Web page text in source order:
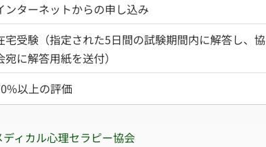
ンターネットからの申し込み
宅受験（指定された5日間の試験期間内に解答し、協
宛に解答用紙を送付）
以上の評価
ディカル心理セラピー協会